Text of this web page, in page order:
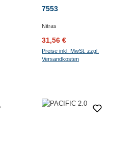
7553
Nitras
Verkaufspreis:
31,56 €
Preise inkl. MwSt. zzgl.
Versandkosten